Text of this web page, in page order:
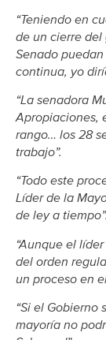
“Teniendo en
de un cierre del
Senado
continua, yo
“La senadora
Apropiaciones,
rango… los 28
trabajo”.
“Todo este
Líder de la
de ley a tiempo”.
“Aunque el
del orden
un proceso en
“Si el Gobierno
mayoría no